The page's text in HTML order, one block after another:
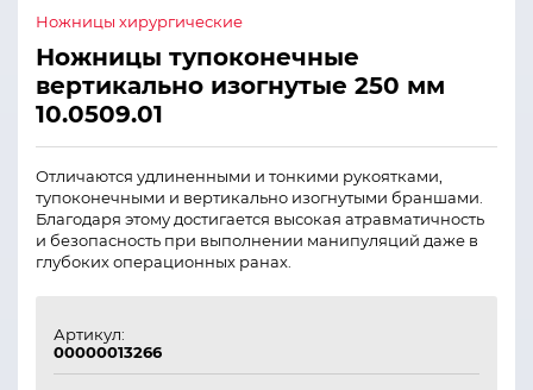
Ножницы хирургические
Ножницы тупоконечные
вертикально изогнутые 250 мм
10.0509.01
Отличаются удлиненными и тонкими рукоятками,
тупоконечными и вертикально изогнутыми браншами.
Благодаря этому достигается высокая атравматичность
и безопасность при выполнении манипуляций даже в
глубоких операционных ранах.
Артикул:
00000013266